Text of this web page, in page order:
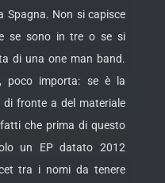
Spagna. Non si capisce
se sono in tre o se si
di una one man band.
poco importa: se è la
fronte a del materiale
che prima di questo
un EP datato 2012
tra i nomi da tenere